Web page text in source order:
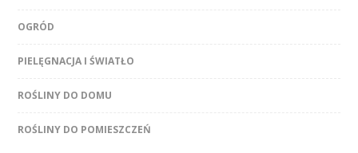
OGRÓD
PIELĘGNACJA I ŚWIATŁO
ROŚLINY DO DOMU
ROŚLINY DO POMIESZCZEŃ